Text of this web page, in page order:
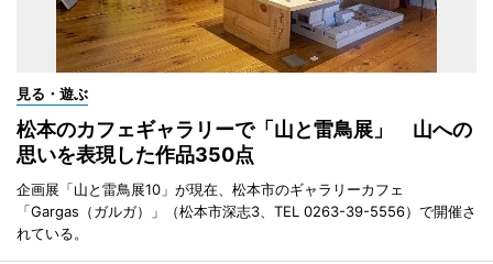
見る・遊ぶ
松本のカフェギャラリーで「山と雷鳥展」 山への
思いを表現した作品350点
企画展「山と雷鳥展10」が現在、松本市のギャラリーカフェ
「Gargas（ガルガ）」（松本市深志3、TEL 0263-39-5556）で開催さ
れている。